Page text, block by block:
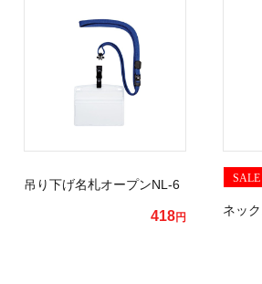
吊り下げ名札オープンNL-6
418円
SALE
ネッ